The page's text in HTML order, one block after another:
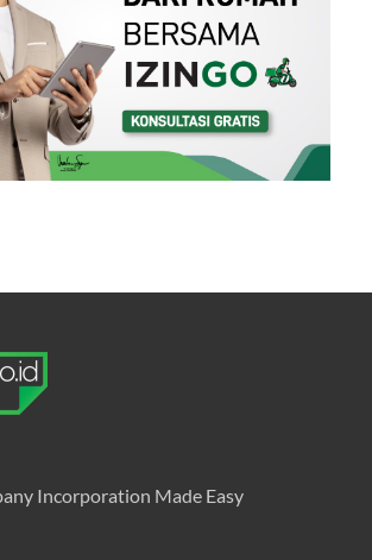
Incorporation Made Easy